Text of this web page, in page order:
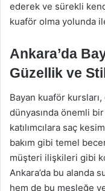
ederek ve sürekli
kuaför olma yolunda
Ankara’da
Güzellik ve
Bayan kuaför
dünyasında önemli
katılımcılara saç
bakım gibi temel
müşteri ilişkileri gibi
Ankara’da bu alanda
hem de bu mesleğe